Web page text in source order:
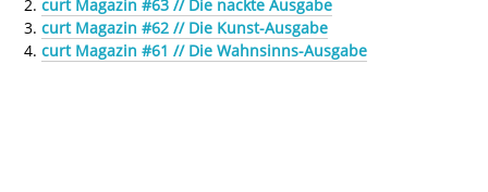
curt Magazin #63 // Die nackte Ausgabe
curt Magazin #62 // Die Kunst-Ausgabe
curt Magazin #61 // Die Wahnsinns-Ausgabe